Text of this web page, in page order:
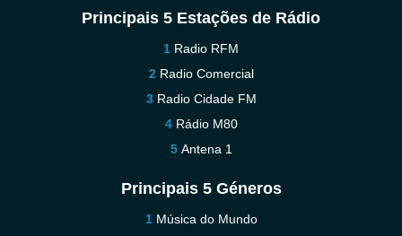
Principais 5 Estações de Rádio
Radio RFM
Radio Comercial
Radio Cidade FM
Rádio M80
Antena 1
Principais 5 Géneros
Música do Mundo